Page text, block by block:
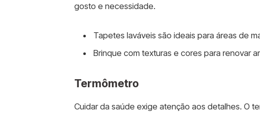
gosto e necessidade.
Tapetes laváveis são ideais para áreas de
Brinque com texturas e cores para renovar
Termômetro
Cuidar da saúde exige atenção aos detalhes. O